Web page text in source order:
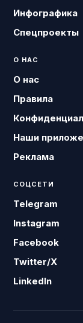
Инфографика
Спецпроекты
О НАС
О нас
Правила
Наши
Реклама
СОЦСЕТИ
Telegram
Instagram
Facebook
Twitter/X
LinkedIn